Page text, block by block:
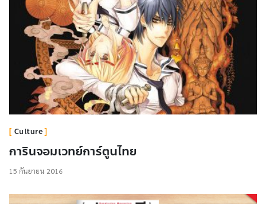
Culture
การินจอมเวทย์การ์ตูนไทย
15 กันยายน 2016